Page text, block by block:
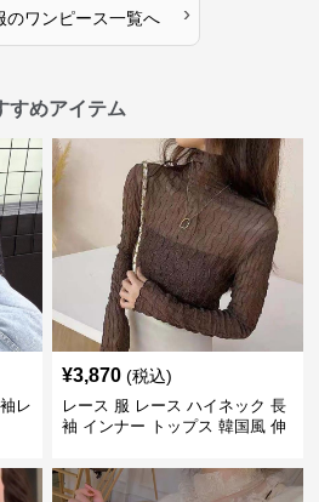
のワンピース一覧へ ›
すめアイテム
レ
¥3,870 (税込)
レース 服 レース ハイネック 長
袖 インナー トップス 韓国風 伸